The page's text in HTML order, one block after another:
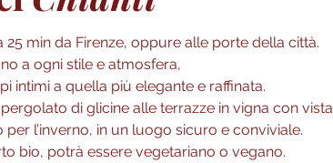
min da Firenze, oppure alle porte della città.
a ogni stile e atmosfera,
intimi a quella più elegante e raffinata.
di glicine alle terrazze in vigna con vista
l’inverno, in un luogo sicuro e conviviale.
bio, potrà essere vegetariano o vegano.